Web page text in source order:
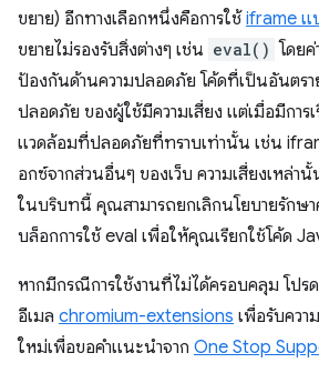
ขยาย) อีกทางเลือกหนึ่งคือการใช้iframe แ
ขยายไม่รองรับสิ่งต่างๆ เช่น eval() โดยค่
ป้องกันด้านความปลอดภัย โค้ดที่เป็นอันตรา
ปลอดภัย ของผู้ใช้มีความเสี่ยง แต่เมื่อมีการ
แวดล้อมที่ปลอดภัยที่ทราบเท่านั้น เช่น
อกซ์จากส่วนอื่นๆ ของเว็บ ความเสี่ยงเหล่า
ในบริบทนี้ คุณสามารถยกเลิกนโยบายรักษ
บล็อกการใช้ eval เพื่อให้คุณเรียกใช้โค้ด
หากมีกรณีการใช้งานที่ไม่ได้ครอบคลุม โปร
อีเมล chromium-extensions เพื่อรับควา
ใหม่เพื่อขอคำแนะนำจาก One Stop